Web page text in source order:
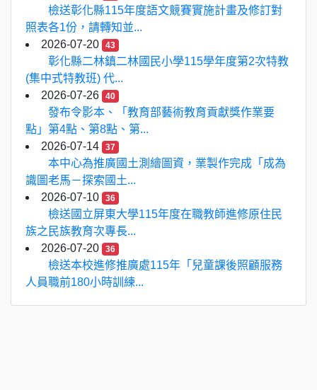
檢送彰化縣115年度語文競賽實施計畫及修訂對
照表各1份，請轉知並...
2026-07-20
43
彰化縣二林鎮二林國民小學115學年度第2次特教
(集中式特教班) 代...
2026-07-26
40
發布令影本、「教育部藝術教育貢獻獎作業要
點」第4點、第8點、第...
2026-07-14
37
本中心為推廣國土測繪圖資，業製作完成「成為
識圖老馬－探索國土...
2026-07-10
36
檢送國立屏東大學115年度在職教師進修原住民
族之民族教育次專長...
2026-07-20
36
檢送本校進修推廣處115年「兒童課後照顧服務
人員職前180小時訓練...